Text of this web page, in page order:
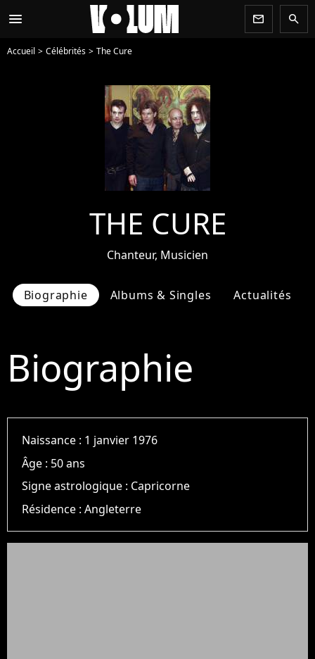
menu newsletter search
Accueil Célébrités The Cure
THE CURE
Chanteur, Musicien
Biographie Albums & Singles Actualités
Biographie
Naissance : 1 janvier 1976
Âge : 50 ans
Signe astrologique : Capricorne
Résidence :Angleterre